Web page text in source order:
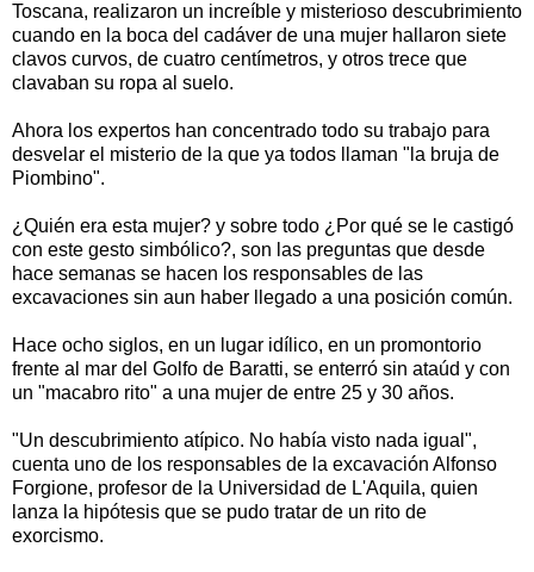
Toscana, realizaron un increíble y misterioso descubrimiento
cuando en la boca del cadáver de una mujer hallaron siete
clavos curvos, de cuatro centímetros, y otros trece que
clavaban su ropa al suelo.
Ahora los expertos han concentrado todo su trabajo para
desvelar el misterio de la que ya todos llaman "la bruja de
Piombino".
¿Quién era esta mujer? y sobre todo ¿Por qué se le castigó
con este gesto simbólico?, son las preguntas que desde
hace semanas se hacen los responsables de las
excavaciones sin aun haber llegado a una posición común.
Hace ocho siglos, en un lugar idílico, en un promontorio
frente al mar del Golfo de Baratti, se enterró sin ataúd y con
un "macabro rito" a una mujer de entre 25 y 30 años.
"Un descubrimiento atípico. No había visto nada igual",
cuenta uno de los responsables de la excavación Alfonso
Forgione, profesor de la Universidad de L'Aquila, quien
lanza la hipótesis que se pudo tratar de un rito de
exorcismo.